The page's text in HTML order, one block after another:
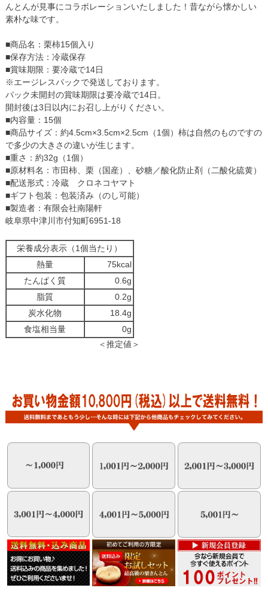
んとんが見事にコラボレーションいたしました！昔ながら懐かしい
素朴な味です。
■商品名：栗柿15個入り
■保存方法：冷蔵保存
■賞味期限：要冷蔵で14日
※エージレスパックで発送しております。
パック未開封の賞味期限は要冷蔵で14日。
開封後は3日以内にお召し上がりください。
■内容量：15個
■商品サイズ：約4.5cm×3.5cm×2.5cm（1個）柿は自然のものですの
で多少の大きさの違いが生じます。
■重さ：約32g（1個）
■原材料名：市田柿、栗（国産）、砂糖／酸化防止剤（二酸化硫黄）
■配送形式：冷蔵 クロネコヤマト
■ギフト包装：包装済み（のし可能）
■製造者：有限会社南陽軒
岐阜県中津川市付知町6951-18
栄養成分表示（1個当たり）
熱量
75kcal
たんぱく質
0.6g
脂質
0.2g
炭水化物
18.4g
食塩相当量
0g
＜推定値＞